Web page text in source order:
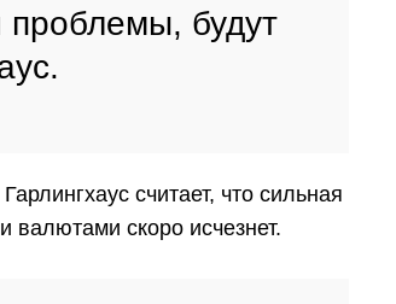
будут
считает, что сильная
скоро исчезнет.